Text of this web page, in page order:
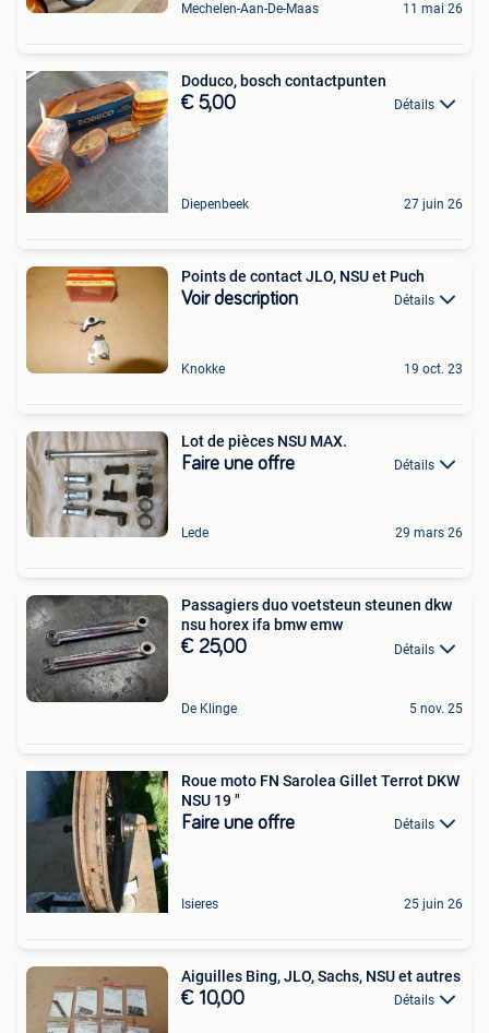
Mechelen-Aan-De-Maas 11 mai 26
Doduco, bosch contactpunten
€ 5,00 Détails
Diepenbeek 27 juin 26
Points de contact JLO, NSU et Puch
Voir description Détails
Knokke 19 oct. 23
Lot de pièces NSU MAX.
Faire une offre Détails
Lede 29 mars 26
Passagiers duo voetsteun steunen dkw
nsu horex ifa bmw emw
€ 25,00 Détails
De Klinge 5 nov. 25
Roue moto FN Sarolea Gillet Terrot DKW
NSU 19 "
Faire une offre Détails
Isieres 25 juin 26
Aiguilles Bing, JLO, Sachs, NSU et autres
€ 10,00 Détails